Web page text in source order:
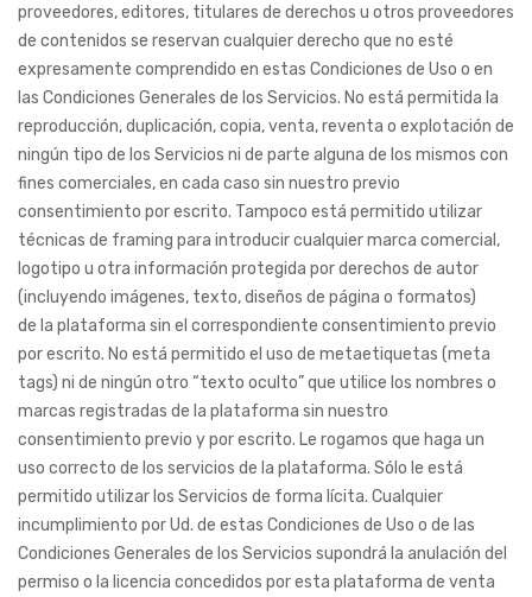
proveedores, editores, titulares de derechos u otros proveedores
de contenidos se reservan cualquier derecho que no esté
expresamente comprendido en estas Condiciones de Uso o en
las Condiciones Generales de los Servicios. No está permitida la
reproducción, duplicación, copia, venta, reventa o explotación de
ningún tipo de los Servicios ni de parte alguna de los mismos con
fines comerciales, en cada caso sin nuestro previo
consentimiento por escrito. Tampoco está permitido utilizar
técnicas de framing para introducir cualquier marca comercial,
logotipo u otra información protegida por derechos de autor
(incluyendo imágenes, texto, diseños de página o formatos)
de la plataforma sin el correspondiente consentimiento previo
por escrito. No está permitido el uso de metaetiquetas (meta
tags) ni de ningún otro “texto oculto” que utilice los nombres o
marcas registradas de la plataforma sin nuestro
consentimiento previo y por escrito. Le rogamos que haga un
uso correcto de los servicios de la plataforma. Sólo le está
permitido utilizar los Servicios de forma lícita. Cualquier
incumplimiento por Ud. de estas Condiciones de Uso o de las
Condiciones Generales de los Servicios supondrá la anulación del
permiso o la licencia concedidos por esta plataforma de venta